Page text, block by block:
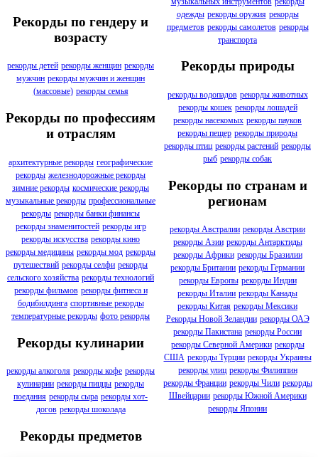
Рекорды по гендеру и
возрасту
рекорды детей рекорды женщин рекорды
мужчин рекорды мужчин и женщин
(массовые) рекорды семья
Рекорды по профессиям
и отраслям
архитектурные рекорды географические
рекорды железнодорожные рекорды
зимние рекорды космические рекорды
музыкальные рекорды профессиональные
рекорды рекорды банки финансы
рекорды знаменитостей рекорды игр
рекорды искусства рекорды кино
рекорды медицины рекорды мод рекорды
путешествий рекорды селфи рекорды
сельского хозяйства рекорды технологий
рекорды фильмов рекорды фитнеса и
бодибилдинга спортивные рекорды
температурные рекорды фото рекорды
Рекорды кулинарии
рекорды алкоголя рекорды кофе рекорды
кулинарии рекорды пиццы рекорды
поедания рекорды сыра рекорды хот-
догов рекорды шоколада
Рекорды предметов
одежды рекорды оружия рекорды
предметов рекорды самолетов рекорды
транспорта
Рекорды природы
рекорды водопадов рекорды животных
рекорды кошек рекорды лошадей
рекорды насекомых рекорды пауков
рекорды пещер рекорды природы
рекорды птиц рекорды растений рекорды
рыб рекорды собак
Рекорды по странам и
регионам
рекорды Австралии рекорды Австрии
рекорды Азии рекорды Антарктиды
рекорды Африки рекорды Бразилии
рекорды Британии рекорды Германии
рекорды Европы рекорды Индии
рекорды Италии рекорды Канады
рекорды Китая рекорды Мексики
Рекорды Новой Зеландии рекорды ОАЭ
рекорды Пакистана рекорды России
рекорды Северной Америки рекорды
США рекорды Турции рекорды Украины
рекорды улиц рекорды Филиппин
рекорды Франции рекорды Чили рекорды
Швейцарии рекорды Южной Америки
рекорды Японии